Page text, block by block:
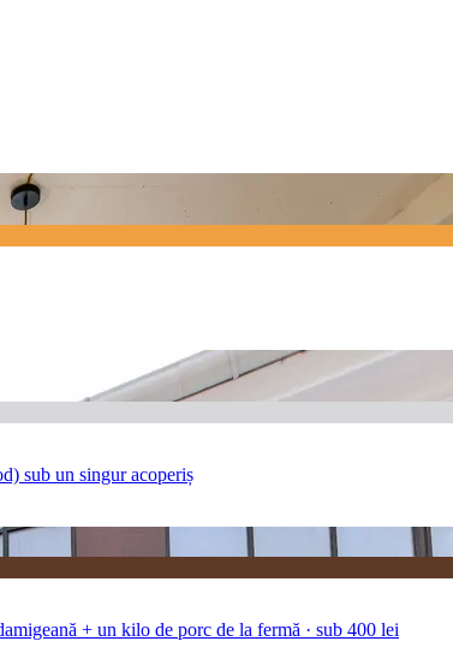
sub un singur acoperiș
+ un kilo de porc de la fermă · sub 400 lei